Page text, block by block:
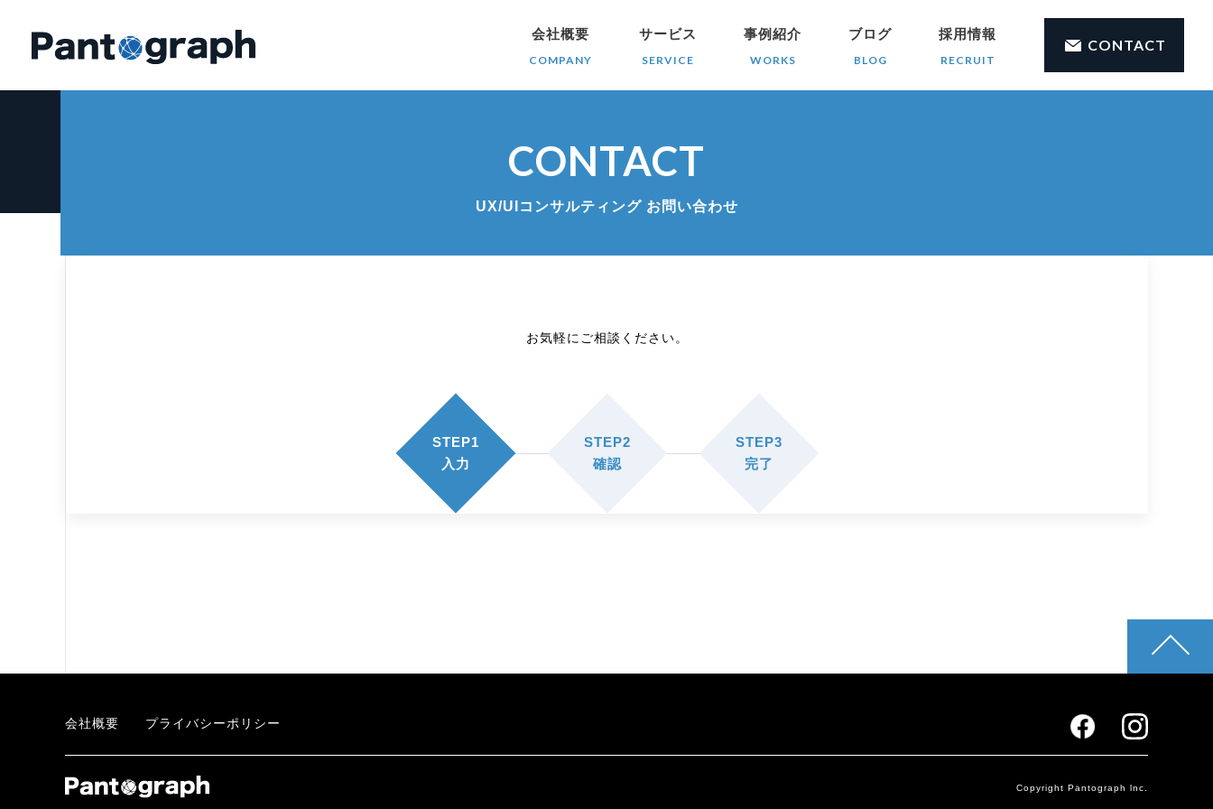
会社概要
COMPANY
サービス
SERVICE
事例紹介
WORKS
ブログ
BLOG
採用情報
RECRUIT
CONTACT
CONTACT
UX/UIコンサルティング お問い合わせ
お気軽にご相談ください。
STEP1
入力
STEP2
確認
STEP3
完了
会社概要 プライバシーポリシー
Copyright Pantograph lnc.